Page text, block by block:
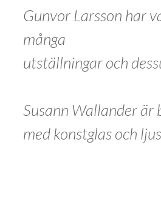
Gunvor Larsson har
många
utställningar och
Susann Wallander är
med konstglas och